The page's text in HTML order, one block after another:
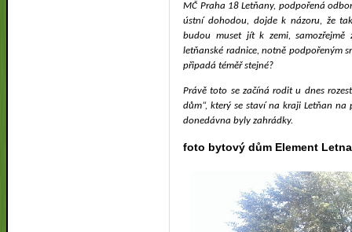
MČ Praha 18 Letňany, podpořená
ústní dohodou, dojde k názoru, že
budou muset jít k zemi,
letňanské radnice, notně podpořeným
připadá téměř stejné?
Právě toto se začíná rodit u dnes
dům“, který se staví na kraji Letňan na
donedávna byly zahrádky.
foto bytový dům Element